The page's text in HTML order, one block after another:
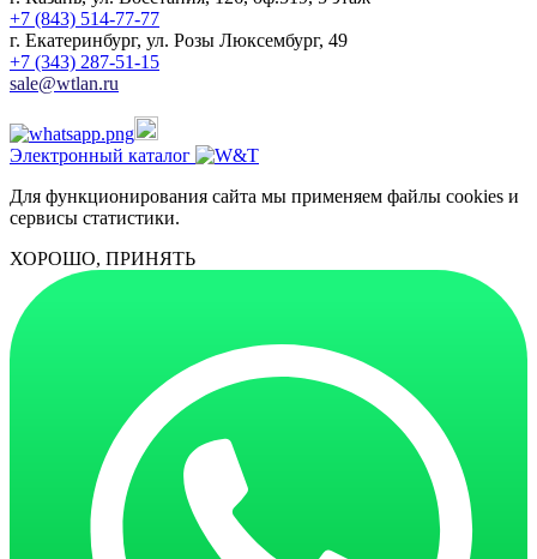
+7 (843) 514-77-77
г. Екатеринбург, ул. Розы Люксембург, 49
+7 (343) 287-51-15
sale@wtlan.ru
Электронный каталог
Для функционирования сайта мы применяем файлы cookies и
сервисы статистики.
ХОРОШО, ПРИНЯТЬ